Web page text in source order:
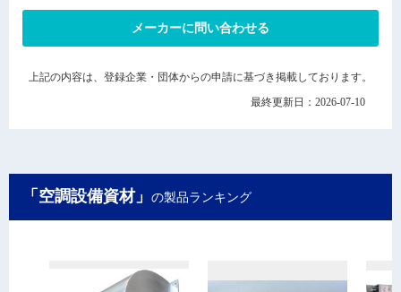
メーカーに問い合わせる
上記の内容は、登録企業・団体からの申請に基づき掲載しております。
最終更新日：2026-07-10
「空調設備資材」 の製品ランキング